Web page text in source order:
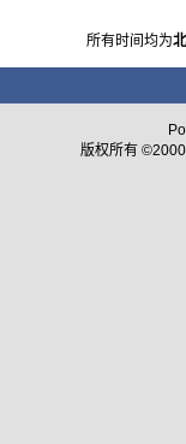
所有时间均为
版权所有